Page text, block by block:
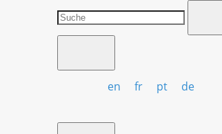
en fr pt de